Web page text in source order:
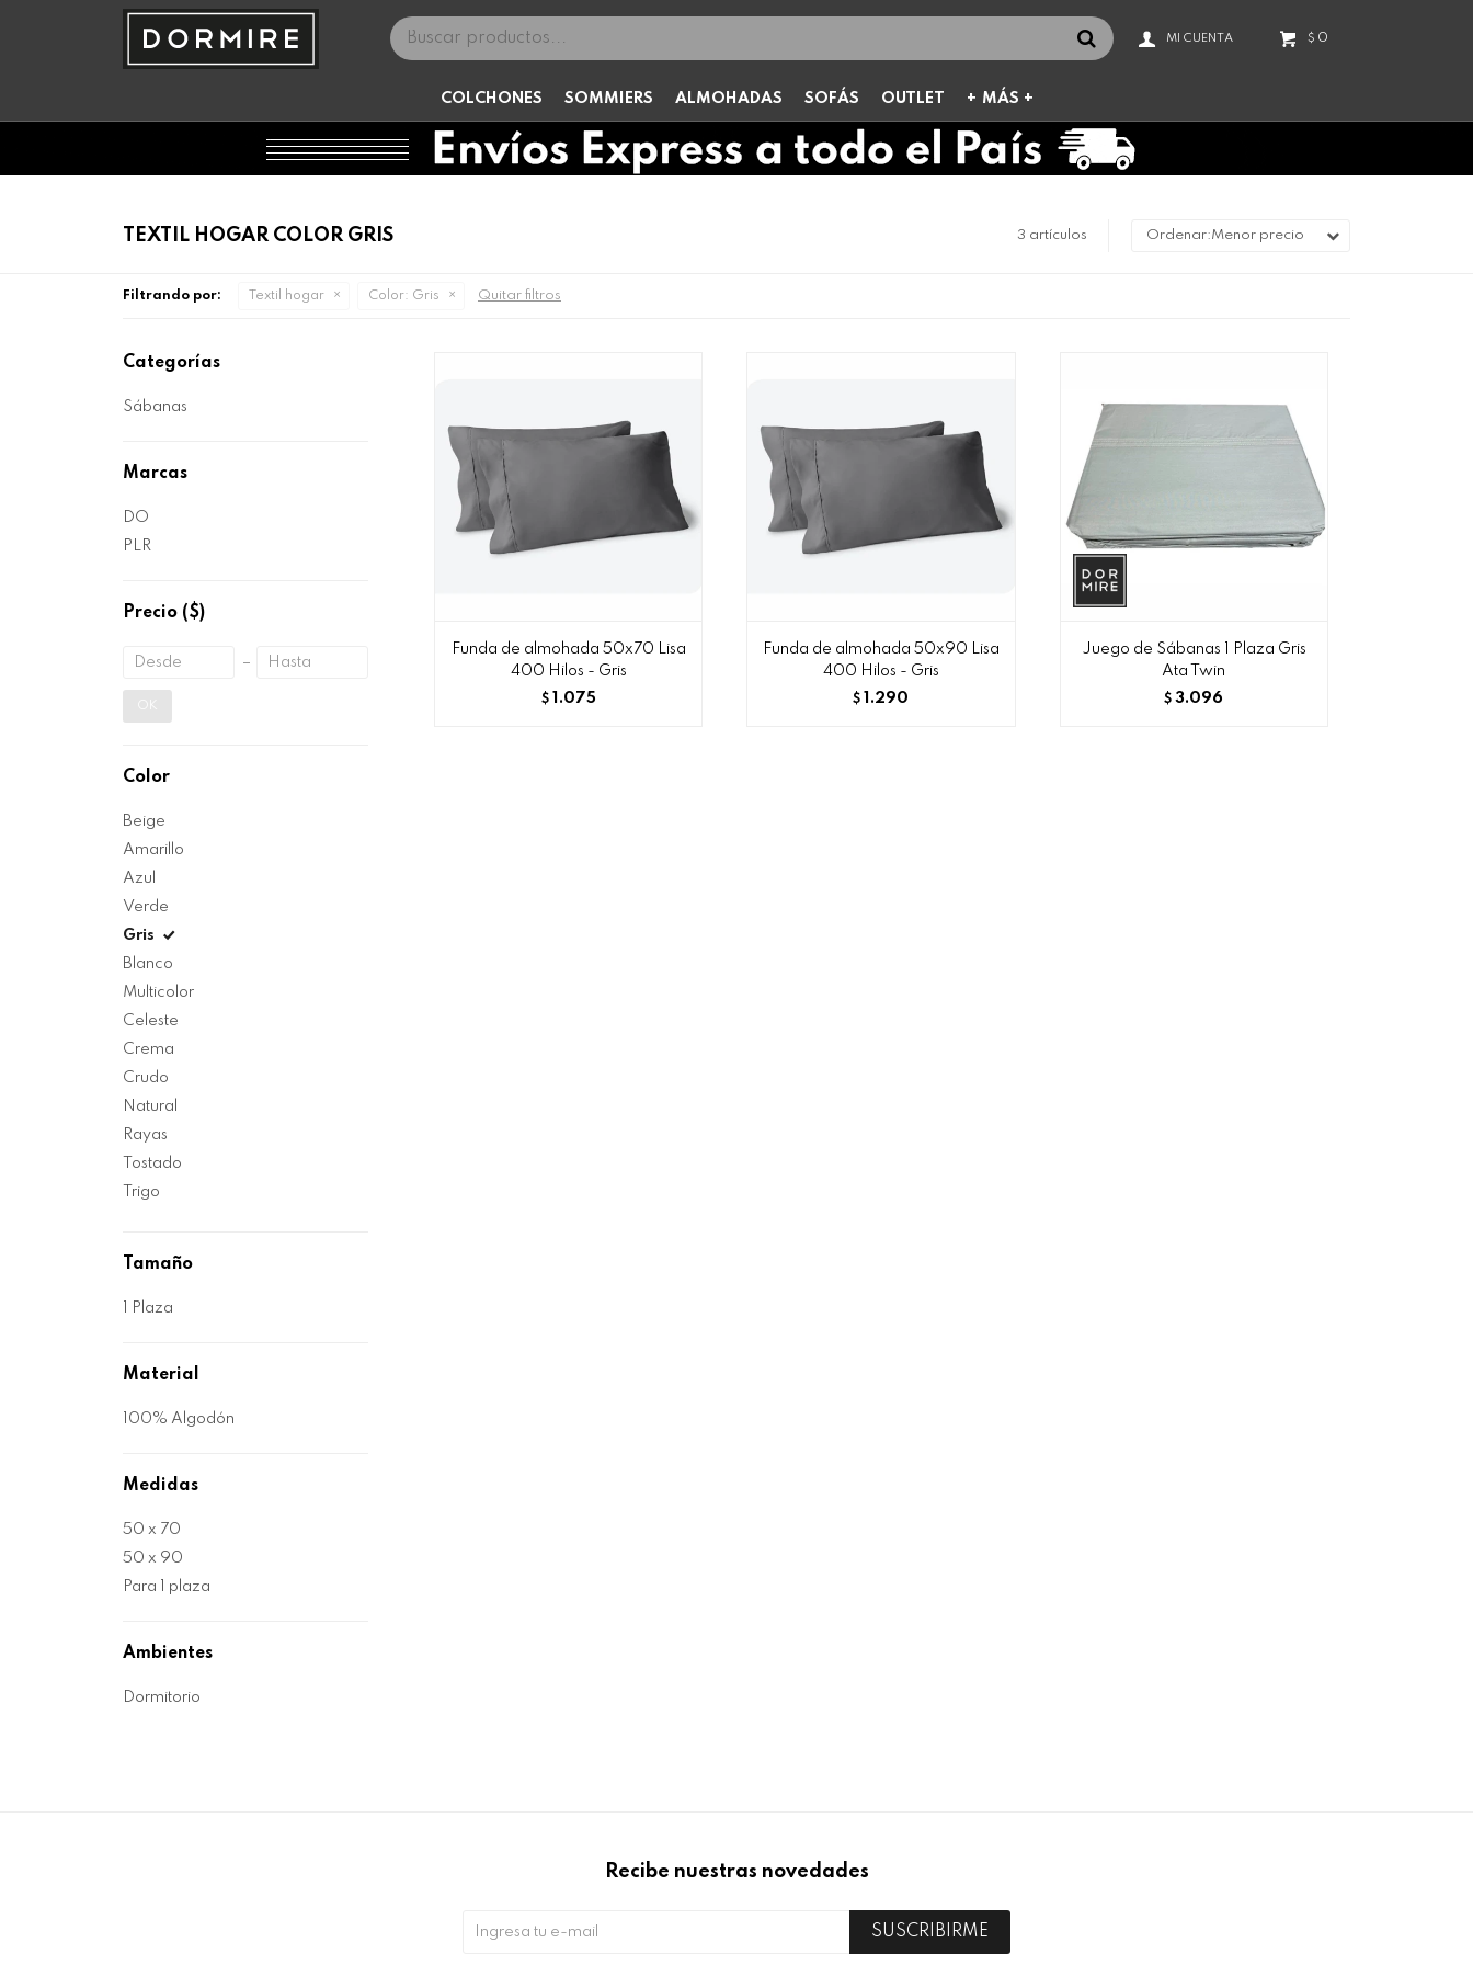
COLCHONES SOMMIERS ALMOHADAS SOFÁS OUTLET MÁS +
$ 0
TEXTIL HOGAR COLOR GRIS 3 artículos Menor precio
Filtrando por: Textil hogar Color: Gris Quitar filtros
Funda de almohada 50x70 Lisa
400 Hilos - Gris
$ 1.075
Funda de almohada 50x90 Lisa
400 Hilos - Gris
$ 1.290
Juego de Sábanas 1 Plaza Gris
Ata Twin
$ 3.096
Categorías
Sábanas
Marcas
DO
PLR
Precio ($)
Color
Beige
Amarillo
Azul
Verde
Gris
Blanco
Multicolor
Celeste
Crema
Crudo
Natural
Rayas
Tostado
Trigo
Tamaño
1 Plaza
Material
100% Algodón
Medidas
50 x 70
50 x 90
Para 1 plaza
Ambientes
Dormitorio
Recibe nuestras novedades
SUSCRIBIRME